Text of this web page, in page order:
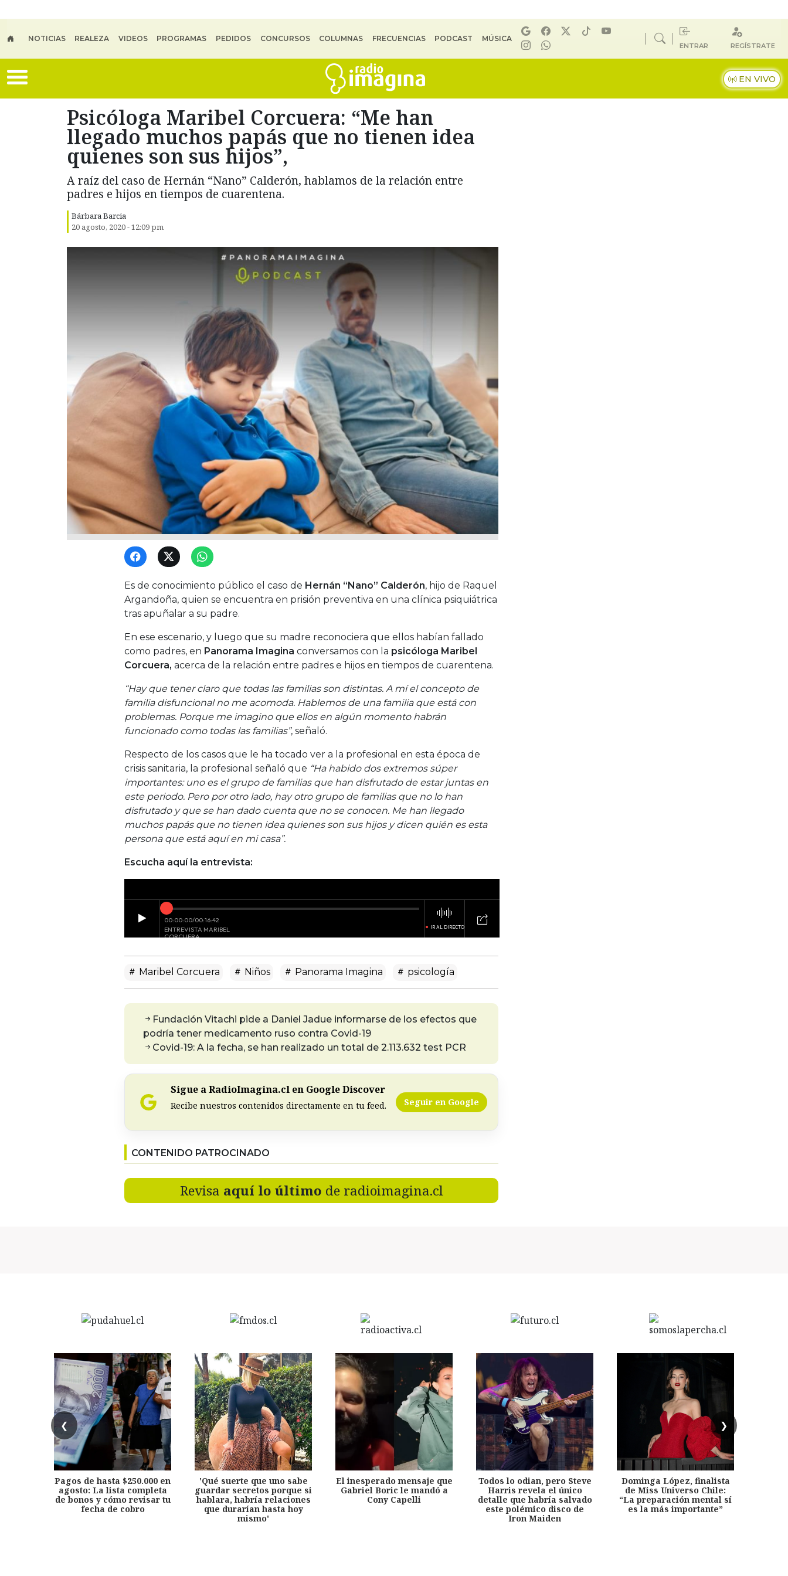
NOTICIAS REALEZA VIDEOS PROGRAMAS PEDIDOS CONCURSOS COLUMNAS FRECUENCIAS PODCAST MÚSICA
ENTRAR REGÍSTRATE
EN VIVO
Psicóloga Maribel Corcuera: “Me han
llegado muchos papás que no tienen idea
quienes son sus hijos”,
A raíz del caso de Hernán “Nano” Calderón, hablamos de la relación entre
padres e hijos en tiempos de cuarentena.
Bárbara Barcia
20 agosto, 2020 - 12:09 pm
Es de conocimiento público el caso de Hernán “Nano” Calderón, hijo de Raquel
Argandoña, quien se encuentra en prisión preventiva en una clínica psiquiátrica
tras apuñalar a su padre.
En ese escenario, y luego que su madre reconociera que ellos habían fallado
como padres, en Panorama Imagina conversamos con la psicóloga Maribel
Corcuera, acerca de la relación entre padres e hijos en tiempos de cuarentena.
“Hay que tener claro que todas las familias son distintas. A mí el concepto de
familia disfuncional no me acomoda. Hablemos de una familia que está con
problemas. Porque me imagino que ellos en algún momento habrán
funcionado como todas las familias”, señaló.
Respecto de los casos que le ha tocado ver a la profesional en esta época de
crisis sanitaria, la profesional señaló que “Ha habido dos extremos súper
importantes: uno es el grupo de familias que han disfrutado de estar juntas en
este periodo. Pero por otro lado, hay otro grupo de familias que no lo han
disfrutado y que se han dado cuenta que no se conocen. Me han llegado
muchos papás que no tienen idea quienes son sus hijos y dicen quién es esta
persona que está aquí en mi casa”.
Escucha aquí la entrevista:
Maribel Corcuera Niños Panorama Imagina psicología
Fundación Vitachi pide a Daniel Jadue informarse de los efectos que
podría tener medicamento ruso contra Covid-19
Covid-19: A la fecha, se han realizado un total de 2.113.632 test PCR
Sigue a RadioImagina.cl en Google Discover
Recibe nuestros contenidos directamente en tu feed. Seguir en Google
CONTENIDO PATROCINADO
Revisa aquí lo último de radioimagina.cl
❮ ❯
Pagos de hasta $250.000 en
agosto: La lista completa
de bonos y cómo revisar tu
fecha de cobro
'Qué suerte que uno sabe
guardar secretos porque si
hablara, habría relaciones
que durarían hasta hoy
mismo'
El inesperado mensaje que
Gabriel Boric le mandó a
Cony Capelli
Todos lo odian, pero Steve
Harris revela el único
detalle que habría salvado
este polémico disco de
Iron Maiden
Dominga López, finalista
de Miss Universo Chile:
“La preparación mental sí
es la más importante”